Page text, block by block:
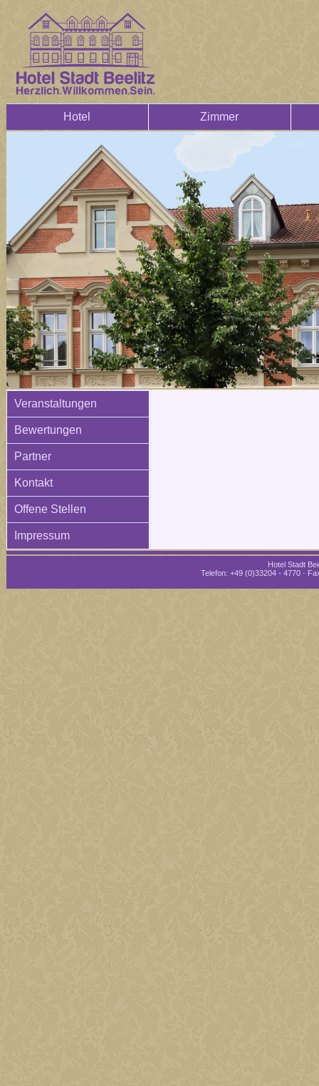
Hotel Zimmer
Veranstaltungen
Bewertungen
Partner
Kontakt
Offene Stellen
Impressum
Hotel Stadt
Telefon: +49 (0)33204 - 4770 ·